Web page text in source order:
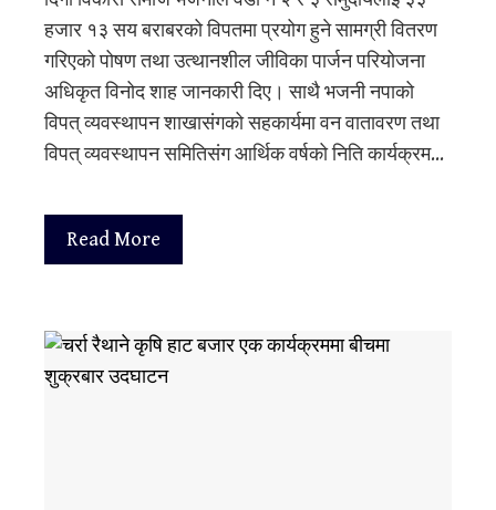
हजार १३ सय बराबरको विपतमा प्रयोग हुने सामग्री वितरण
गरिएको पोषण तथा उत्थानशील जीविका पार्जन परियोजना
अधिकृत विनोद शाह जानकारी दिए। साथै भजनी नपाको
विपत् व्यवस्थापन शाखासंगको सहकार्यमा वन वातावरण तथा
विपत् व्यवस्थापन समितिसंग आर्थिक वर्षको निति कार्यक्रम…
Read More